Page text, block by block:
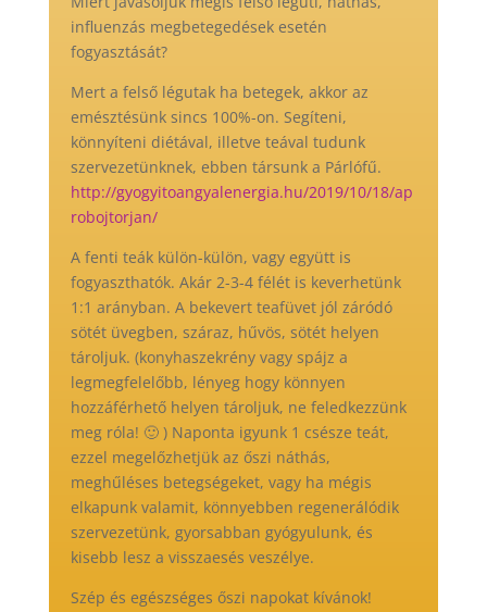
influenzás megbetegedések esetén
fogyasztását?
Mert a felső légutak ha betegek, akkor az
emésztésünk sincs 100%-on. Segíteni,
könnyíteni diétával, illetve teával tudunk
szervezetünknek, ebben társunk a Párlófű.
http://gyogyitoangyalenergia.hu/2019/10/18/ap
robojtorjan/
A fenti teák külön-külön, vagy együtt is
fogyaszthatók. Akár 2-3-4 félét is keverhetünk
1:1 arányban. A bekevert teafüvet jól záródó
sötét üvegben, száraz, hűvös, sötét helyen
tároljuk. (konyhaszekrény vagy spájz a
legmegfelelőbb, lényeg hogy könnyen
hozzáférhető helyen tároljuk, ne feledkezzünk
meg róla! 🙂 ) Naponta igyunk 1 csésze teát,
ezzel megelőzhetjük az őszi náthás,
meghűléses betegségeket, vagy ha mégis
elkapunk valamit, könnyebben regenerálódik
szervezetünk, gyorsabban gyógyulunk, és
kisebb lesz a visszaesés veszélye.
Szép és egészséges őszi napokat kívánok!